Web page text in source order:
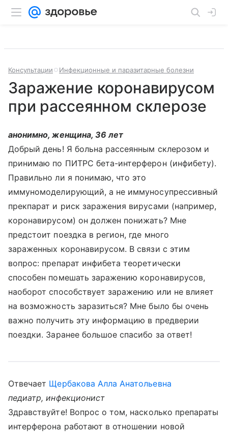
Консультации Инфекционные и паразитарные болезни
Заражение коронавирусом
при рассеянном склерозе
анонимно, женщина, 36 лет
Добрый день! Я больна рассеянным склерозом и
принимаю по ПИТРС бета-интерферон (инфибету).
Правильно ли я понимаю, что это
иммуномоделирующий, а не иммуносупрессивный
прекпарат и риск заражения вирусами (например,
коронавирусом) он должен понижать? Мне
предстоит поездка в регион, где много
зараженных коронавирусом. В связи с этим
вопрос: препарат инфибета теоретически
способен помешать заражению коронавирусов,
наоборот способствует заражению или не влияет
на возможность заразиться? Мне было бы очень
важно получить эту информацию в предверии
поездки. Заранее большое спасибо за ответ!
Отвечает Щербакова Алла Анатольевна
педиатр, инфекционист
Здравствуйте! Вопрос о том, насколько препараты
интерферона работают в отношении новой